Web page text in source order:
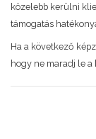
közelebb kerülni
támogatás
Ha a következő
hogy ne maradj le